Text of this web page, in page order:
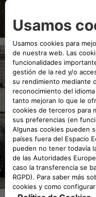
¿Cómo
Las diferentes etapas
Fiat Tasación es un servicio
tu vehículo de forma gratuita.